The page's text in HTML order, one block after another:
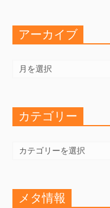
アーカイブ
カ
カテゴリー
ゴ
メタ情報